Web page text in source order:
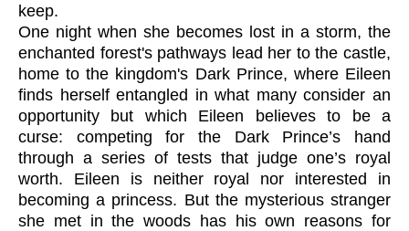
keep.
One night when she becomes lost in a storm, the
enchanted forest's pathways lead her to the castle,
home to the kingdom's Dark Prince, where Eileen
finds herself entangled in what many consider an
opportunity but which Eileen believes to be a
curse: competing for the Dark Prince’s hand
through a series of tests that judge one’s royal
worth. Eileen is neither royal nor interested in
becoming a princess. But the mysterious stranger
she met in the woods has his own reasons for